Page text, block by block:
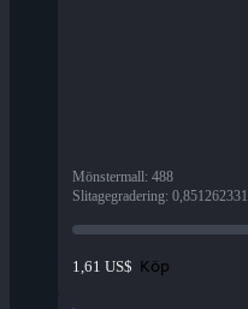
Mönstermall: 488
Slitagegradering: 0,851262331
1,61 US$ Köp